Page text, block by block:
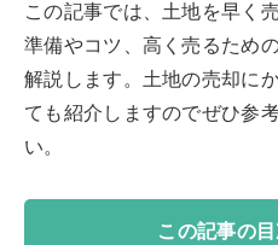
この記事では、土地を早く
準備やコツ、高く売るため
解説します。土地の売却に
ても紹介しますのでぜひ参
い。
この記事の